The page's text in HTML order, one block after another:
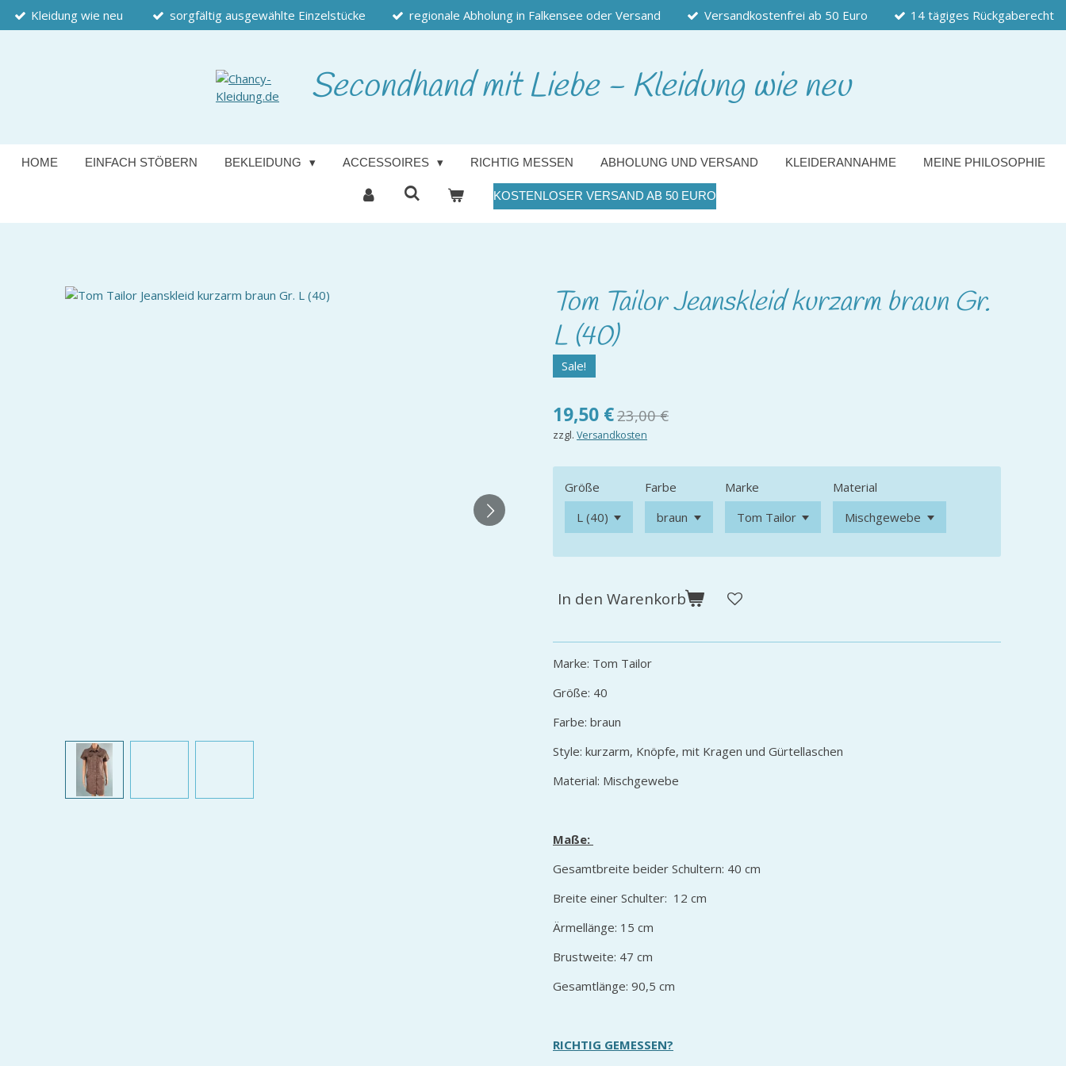
Zum
Hauptinhalt
Kleidung wie neu sorgfältig ausgewählte Einzelstücke regionale Abholung in Falkensee oder Versand Versandkostenfrei ab 50 Euro 14 tägiges Rückgaberecht
Secondhandmit Liebe - Kleidung wie neu
HOME EINFACH STÖBERN BEKLEIDUNG ACCESSOIRES RICHTIG MESSEN ABHOLUNG UND VERSAND KLEIDERANNAHME MEINE PHILOSOPHIE
KOSTENLOSER VERSAND AB 50 EURO
Tom Tailor Jeanskleid kurzarm braun Gr.
L (40)
Sale!
19,50 €23,00 €
zzgl. Versandkosten
Größe Farbe Marke Material
In den Warenkorb
Marke: Tom Tailor
Größe: 40
Farbe: braun
Style: kurzarm, Knöpfe, mit Kragen und Gürtellaschen
Material: Mischgewebe
Maße:
Gesamtbreite beider Schultern: 40 cm
Breite einer Schulter: 12 cm
Ärmellänge: 15 cm
Brustweite: 47 cm
Gesamtlänge: 90,5 cm
RICHTIG GEMESSEN?